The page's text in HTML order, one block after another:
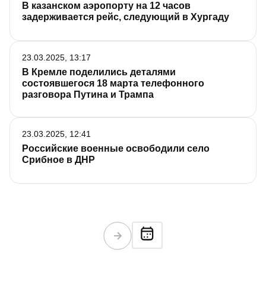
В казанском аэропорту на 12 часов
задерживается рейс, следующий в Хургаду
В Кремле поделились деталями
состоявшегося 18 марта телефонного
разговора Путина и Трампа
23.03.2025, 13:17
Российские военные освободили село
Срибное в ДНР
23.03.2025, 12:41